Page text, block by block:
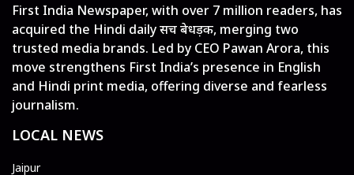
First India Newspaper, with over 7 million readers, has
acquired the Hindi daily सच बेधड़क, merging two
trusted media brands. Led by CEO Pawan Arora, this
move strengthens First India’s presence in English
and Hindi print media, offering diverse and fearless
journalism.
LOCAL NEWS
Jaipur